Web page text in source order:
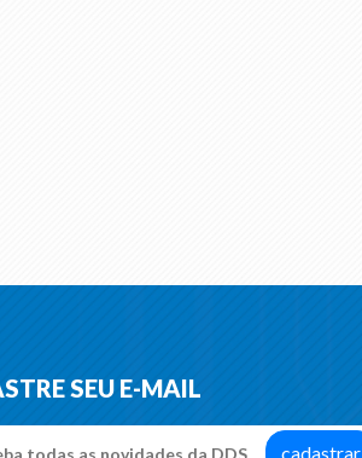
SEU E-MAIL
cadastrar